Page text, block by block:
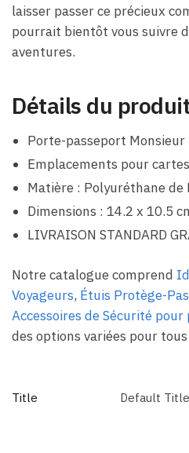
laisser passer ce précieux
pourrait bientôt vous suivre
aventures.
Détails du
Porte-passeport Monsieur
Emplacements pour
Matière : Polyuréthane de
Dimensions : 14.2 x 10.5
LIVRAISON STANDARD
Notre catalogue comprend
Voyageurs, Étuis Protège-
Accessoires de Sécurité
des options variées pour
Title Default Title